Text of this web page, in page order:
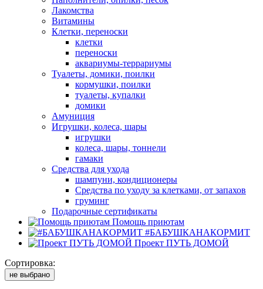
Лакомства
Витамины
Клетки, переноски
клетки
переноски
аквариумы-террариумы
Туалеты, домики, поилки
кормушки, поилки
туалеты, купалки
домики
Амуниция
Игрушки, колеса, шары
игрушки
колеса, шары, тоннели
гамаки
Средства для ухода
шампуни, кондиционеры
Средства по уходу за клетками, от запахов
груминг
Подарочные сертификаты
Помощь приютам
#БАБУШКАНАКОРМИТ
Проект ПУТЬ ДОМОЙ
Сортировка:
не выбрано